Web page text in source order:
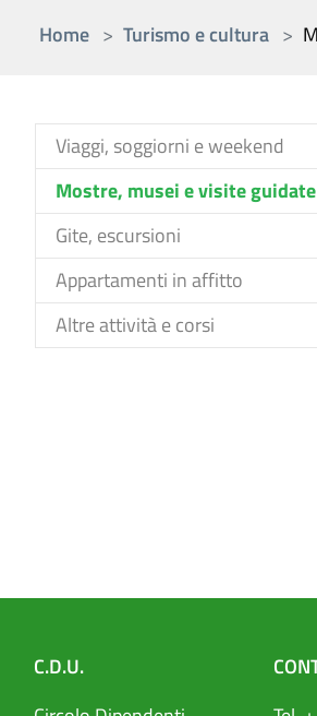
Home
Turismo e cultura
Viaggi, soggiorni e weekend
Mostre, musei e visite guidate
Gite, escursioni
Appartamenti in affitto
Altre attività e corsi
C.D.U.